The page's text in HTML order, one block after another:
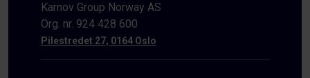
Karnov Group Norway AS
Org. nr. 924 428 600
Pilestredet 27, 0164 Oslo